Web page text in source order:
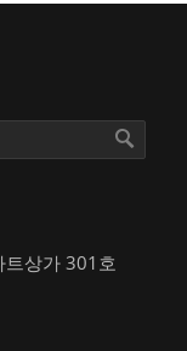
트상가 301호